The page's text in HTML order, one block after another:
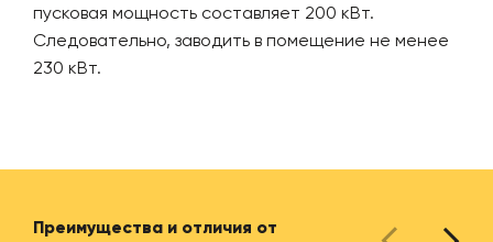
пусковая мощность составляет 200 кВт.
Следовательно, заводить в помещение не менее
230 кВт.
Преимущества и отличия от